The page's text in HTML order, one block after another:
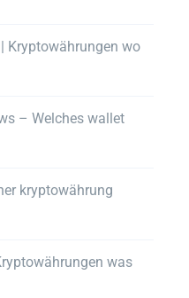
Kryptowährungen wo
– Welches wallet
kryptowährung
was